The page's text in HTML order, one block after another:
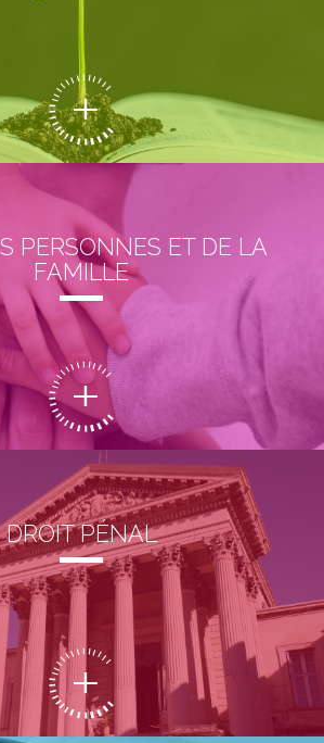
PERSONNES ET DE LA
FAMILLE
DROIT PÉNAL